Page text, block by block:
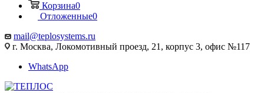
Корзина0
Отложенные0
mail@teplosystems.ru
г. Москва, Локомотивный проезд, 21, корпус 3, офис №117
WhatsApp